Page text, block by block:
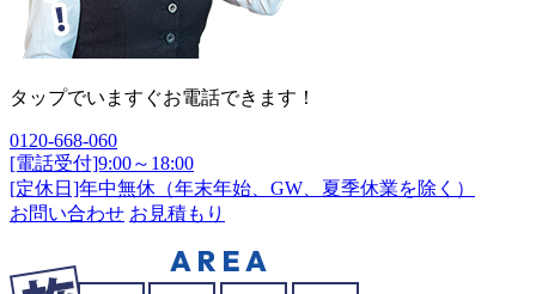
タップでいますぐお電話できます！
0120-668-060
[電話受付]9:00～18:00
[定休日]年中無休（年末年始、GW、夏季休業を除く）
お問い合わせ お見積もり